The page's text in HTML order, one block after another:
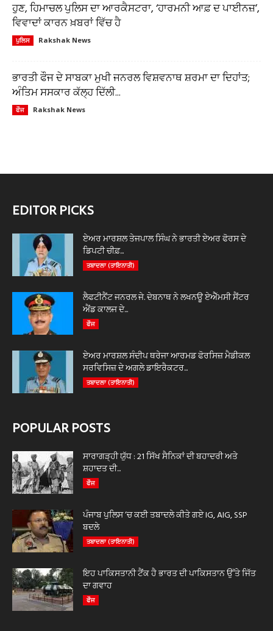
ਹੁਣ, ਹਿਮਾਚਲ ਪੁਲਿਸ ਦਾ ਆਰਕੈਸਟਰਾ, ‘ਹਾਰਮਨੀ ਆਫ਼ ਦ ਪਾਈਨਜ਼’,
ਵਿਵਾਦਾਂ ਕਾਰਨ ਖ਼ਬਰਾਂ ਵਿੱਚ ਹੈ
ਪੁਲਿਸ Rakshak News
ਭਾਰਤੀ ਫੌਜ ਦੇ ਸਾਬਕਾ ਮੁਖੀ ਜਨਰਲ ਵਿਸ਼ਵਨਾਥ ਸ਼ਰਮਾ ਦਾ ਦਿਹਾਂਤ;
ਅੰਤਿਮ ਸਸਕਾਰ ਕੱਲ੍ਹ ਦਿੱਲੀ...
ਫੌਜ Rakshak News
EDITOR PICKS
ਏਅਰ ਮਾਰਸ਼ਲ ਤੇਜਪਾਲ ਸਿੰਘ ਨੇ ਭਾਰਤੀ ਏਅਰ ਫੋਰਸ ਦੇ
ਡਿਪਟੀ ਚੀਫ਼...
ਤਬਾਦਲਾ (ਤਾਇਨਾਤੀ)
ਲੈਫਟੀਨੈਂਟ ਜਨਰਲ ਜੇ. ਦੇਬਨਾਥ ਨੇ ਲਖਨਊ ਏਐੱਮਸੀ ਸੈਂਟਰ
ਐਂਡ ਕਾਲਜ ਦੇ...
ਫੌਜ
ਏਅਰ ਮਾਰਸ਼ਲ ਸੰਦੀਪ ਥਰੇਜਾ ਆਰਮਡ ਫੋਰਸਿਜ਼ ਮੈਡੀਕਲ
ਸਰਵਿਸਿਜ਼ ਦੇ ਅਗਲੇ ਡਾਇਰੈਕਟਰ...
ਤਬਾਦਲਾ (ਤਾਇਨਾਤੀ)
POPULAR POSTS
ਸਾਰਾਗੜ੍ਹੀ ਯੁੱਧ : 21 ਸਿੱਖ ਸੈਨਿਕਾਂ ਦੀ ਬਹਾਦਰੀ ਅਤੇ
ਸ਼ਹਾਦਤ ਦੀ...
ਫੌਜ
ਪੰਜਾਬ ਪੁਲਿਸ ‘ਚ ਕਈ ਤਬਾਦਲੇ ਕੀਤੇ ਗਏ IG, AIG, SSP
ਬਦਲੇ
ਤਬਾਦਲਾ (ਤਾਇਨਾਤੀ)
ਇਹ ਪਾਕਿਸਤਾਨੀ ਟੈਂਕ ਹੈ ਭਾਰਤ ਦੀ ਪਾਕਿਸਤਾਨ ਉੱਤੇ ਜਿੱਤ
ਦਾ ਗਵਾਹ
ਫੌਜ